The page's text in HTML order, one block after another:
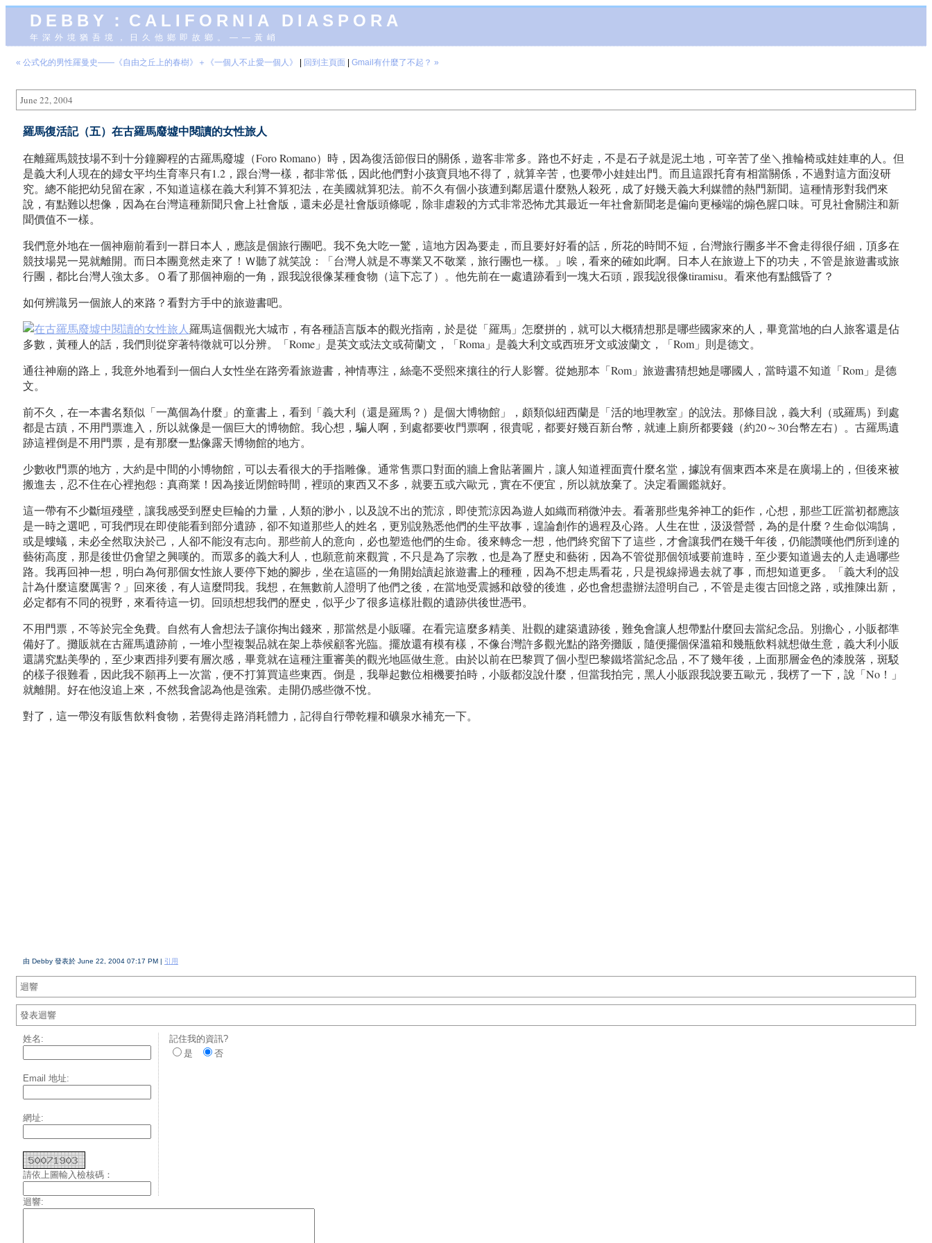
DEBBY：CALIFORNIA DIASPORA
年深外境猶吾境，日久他鄉即故鄉。——黃峭
« 公式化的男性羅曼史——《自由之丘上的春樹》＋《一個人不止愛一個人》 回到主頁面 Gmail有什麼了不起？ »
June 22, 2004
羅馬復活記（五）在古羅馬廢墟中閱讀的女性旅人
在離羅馬競技場不到十分鐘腳程的古羅馬廢墟（Foro Romano）時，因為復活節假日的關係，遊客非常多。路也不好走，不是石子就是泥土地，可辛苦了坐＼推輪椅或娃娃車的人。但
是義大利人現在的婦女平均生育率只有1.2，跟台灣一樣，都非常低，因此他們對小孩寶貝地不得了，就算辛苦，也要帶小娃娃出門。而且這跟托育有相當關係，不過對這方面沒研
究。總不能把幼兒留在家，不知道這樣在義大利算不算犯法，在美國就算犯法。前不久有個小孩遭到鄰居還什麼熟人殺死，成了好幾天義大利媒體的熱門新聞。這種情形對我們來
說，有點難以想像，因為在台灣這種新聞只會上社會版，還未必是社會版頭條呢，除非虐殺的方式非常恐怖尤其最近一年社會新聞老是偏向更極端的煽色腥口味。可見社會關注和新
聞價值不一樣。
我們意外地在一個神廟前看到一群日本人，應該是個旅行團吧。我不免大吃一驚，這地方因為要走，而且要好好看的話，所花的時間不短，台灣旅行團多半不會走得很仔細，頂多在
競技場晃一晃就離開。而日本團竟然走來了！Ｗ聽了就笑說：「台灣人就是不專業又不敬業，旅行團也一樣。」唉，看來的確如此啊。日本人在旅遊上下的功夫，不管是旅遊書或旅
行團，都比台灣人強太多。Ｏ看了那個神廟的一角，跟我說很像某種食物（這下忘了）。他先前在一處遺跡看到一塊大石頭，跟我說很像tiramisu。看來他有點餓昏了？
如何辨識另一個旅人的來路？看對方手中的旅遊書吧。
羅馬這個觀光大城市，有各種語言版本的觀光指南，於是從「羅馬」怎麼拼的，就可以大概猜想那是哪些國家來的人，畢竟當地的白人旅客還是佔
多數，黃種人的話，我們則從穿著特徵就可以分辨。「Rome」是英文或法文或荷蘭文，「Roma」是義大利文或西班牙文或波蘭文，「Rom」則是德文。
通往神廟的路上，我意外地看到一個白人女性坐在路旁看旅遊書，神情專注，絲毫不受熙來攘往的行人影響。從她那本「Rom」旅遊書猜想她是哪國人，當時還不知道「Rom」是德
文。
前不久，在一本書名類似「一萬個為什麼」的童書上，看到「義大利（還是羅馬？）是個大博物館」，頗類似紐西蘭是「活的地理教室」的說法。那條目說，義大利（或羅馬）到處
都是古蹟，不用門票進入，所以就像是一個巨大的博物館。我心想，騙人啊，到處都要收門票啊，很貴呢，都要好幾百新台幣，就連上廁所都要錢（約20～30台幣左右）。古羅馬遺
跡這裡倒是不用門票，是有那麼一點像露天博物館的地方。
少數收門票的地方，大約是中間的小博物館，可以去看很大的手指雕像。通常售票口對面的牆上會貼著圖片，讓人知道裡面賣什麼名堂，據說有個東西本來是在廣場上的，但後來被
搬進去，忍不住在心裡抱怨：真商業！因為接近閉館時間，裡頭的東西又不多，就要五或六歐元，實在不便宜，所以就放棄了。決定看圖鑑就好。
這一帶有不少斷垣殘壁，讓我感受到歷史巨輪的力量，人類的渺小，以及說不出的荒涼，即使荒涼因為遊人如織而稍微沖去。看著那些鬼斧神工的鉅作，心想，那些工匠當初都應該
是一時之選吧，可我們現在即使能看到部分遺跡，卻不知道那些人的姓名，更別說熟悉他們的生平故事，遑論創作的過程及心路。人生在世，汲汲營營，為的是什麼？生命似鴻鵠，
或是螻蟻，未必全然取決於己，人卻不能沒有志向。那些前人的意向，必也塑造他們的生命。後來轉念一想，他們終究留下了這些，才會讓我們在幾千年後，仍能讚嘆他們所到達的
藝術高度，那是後世仍會望之興嘆的。而眾多的義大利人，也願意前來觀賞，不只是為了宗教，也是為了歷史和藝術，因為不管從那個領域要前進時，至少要知道過去的人走過哪些
路。我再回神一想，明白為何那個女性旅人要停下她的腳步，坐在這區的一角開始讀起旅遊書上的種種，因為不想走馬看花，只是視線掃過去就了事，而想知道更多。「義大利的設
計為什麼這麼厲害？」回來後，有人這麼問我。我想，在無數前人證明了他們之後，在當地受震撼和啟發的後進，必也會想盡辦法證明自己，不管是走復古回憶之路，或推陳出新，
必定都有不同的視野，來看待這一切。回頭想想我們的歷史，似乎少了很多這樣壯觀的遺跡供後世憑弔。
不用門票，不等於完全免費。自然有人會想法子讓你掏出錢來，那當然是小販囉。在看完這麼多精美、壯觀的建築遺跡後，難免會讓人想帶點什麼回去當紀念品。別擔心，小販都準
備好了。攤販就在古羅馬遺跡前，一堆小型複製品就在架上恭候顧客光臨。擺放還有模有樣，不像台灣許多觀光點的路旁攤販，隨便擺個保溫箱和幾瓶飲料就想做生意，義大利小販
還講究點美學的，至少東西排列要有層次感，畢竟就在這種注重審美的觀光地區做生意。由於以前在巴黎買了個小型巴黎鐵塔當紀念品，不了幾年後，上面那層金色的漆脫落，斑駁
的樣子很難看，因此我不願再上一次當，便不打算買這些東西。倒是，我舉起數位相機要拍時，小販都沒說什麼，但當我拍完，黑人小販跟我說要五歐元，我楞了一下，說「No！」
就離開。好在他沒追上來，不然我會認為他是強索。走開仍感些微不悅。
對了，這一帶沒有販售飲料食物，若覺得走路消耗體力，記得自行帶乾糧和礦泉水補充一下。
由 Debby 發表於 June 22, 2004 07:17 PM | 引用
迴響
發表迴響
姓名:
Email 地址:
網址:
請依上圖輸入檢核碼：
記住我的資訊?
是
否
迴響: